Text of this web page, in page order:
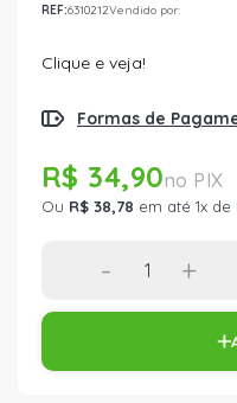
REF:6310212Vendido por:
Clique e veja!
Formas de
R$ 34,90
Ou R$ 38,78 em até 1x de
- +